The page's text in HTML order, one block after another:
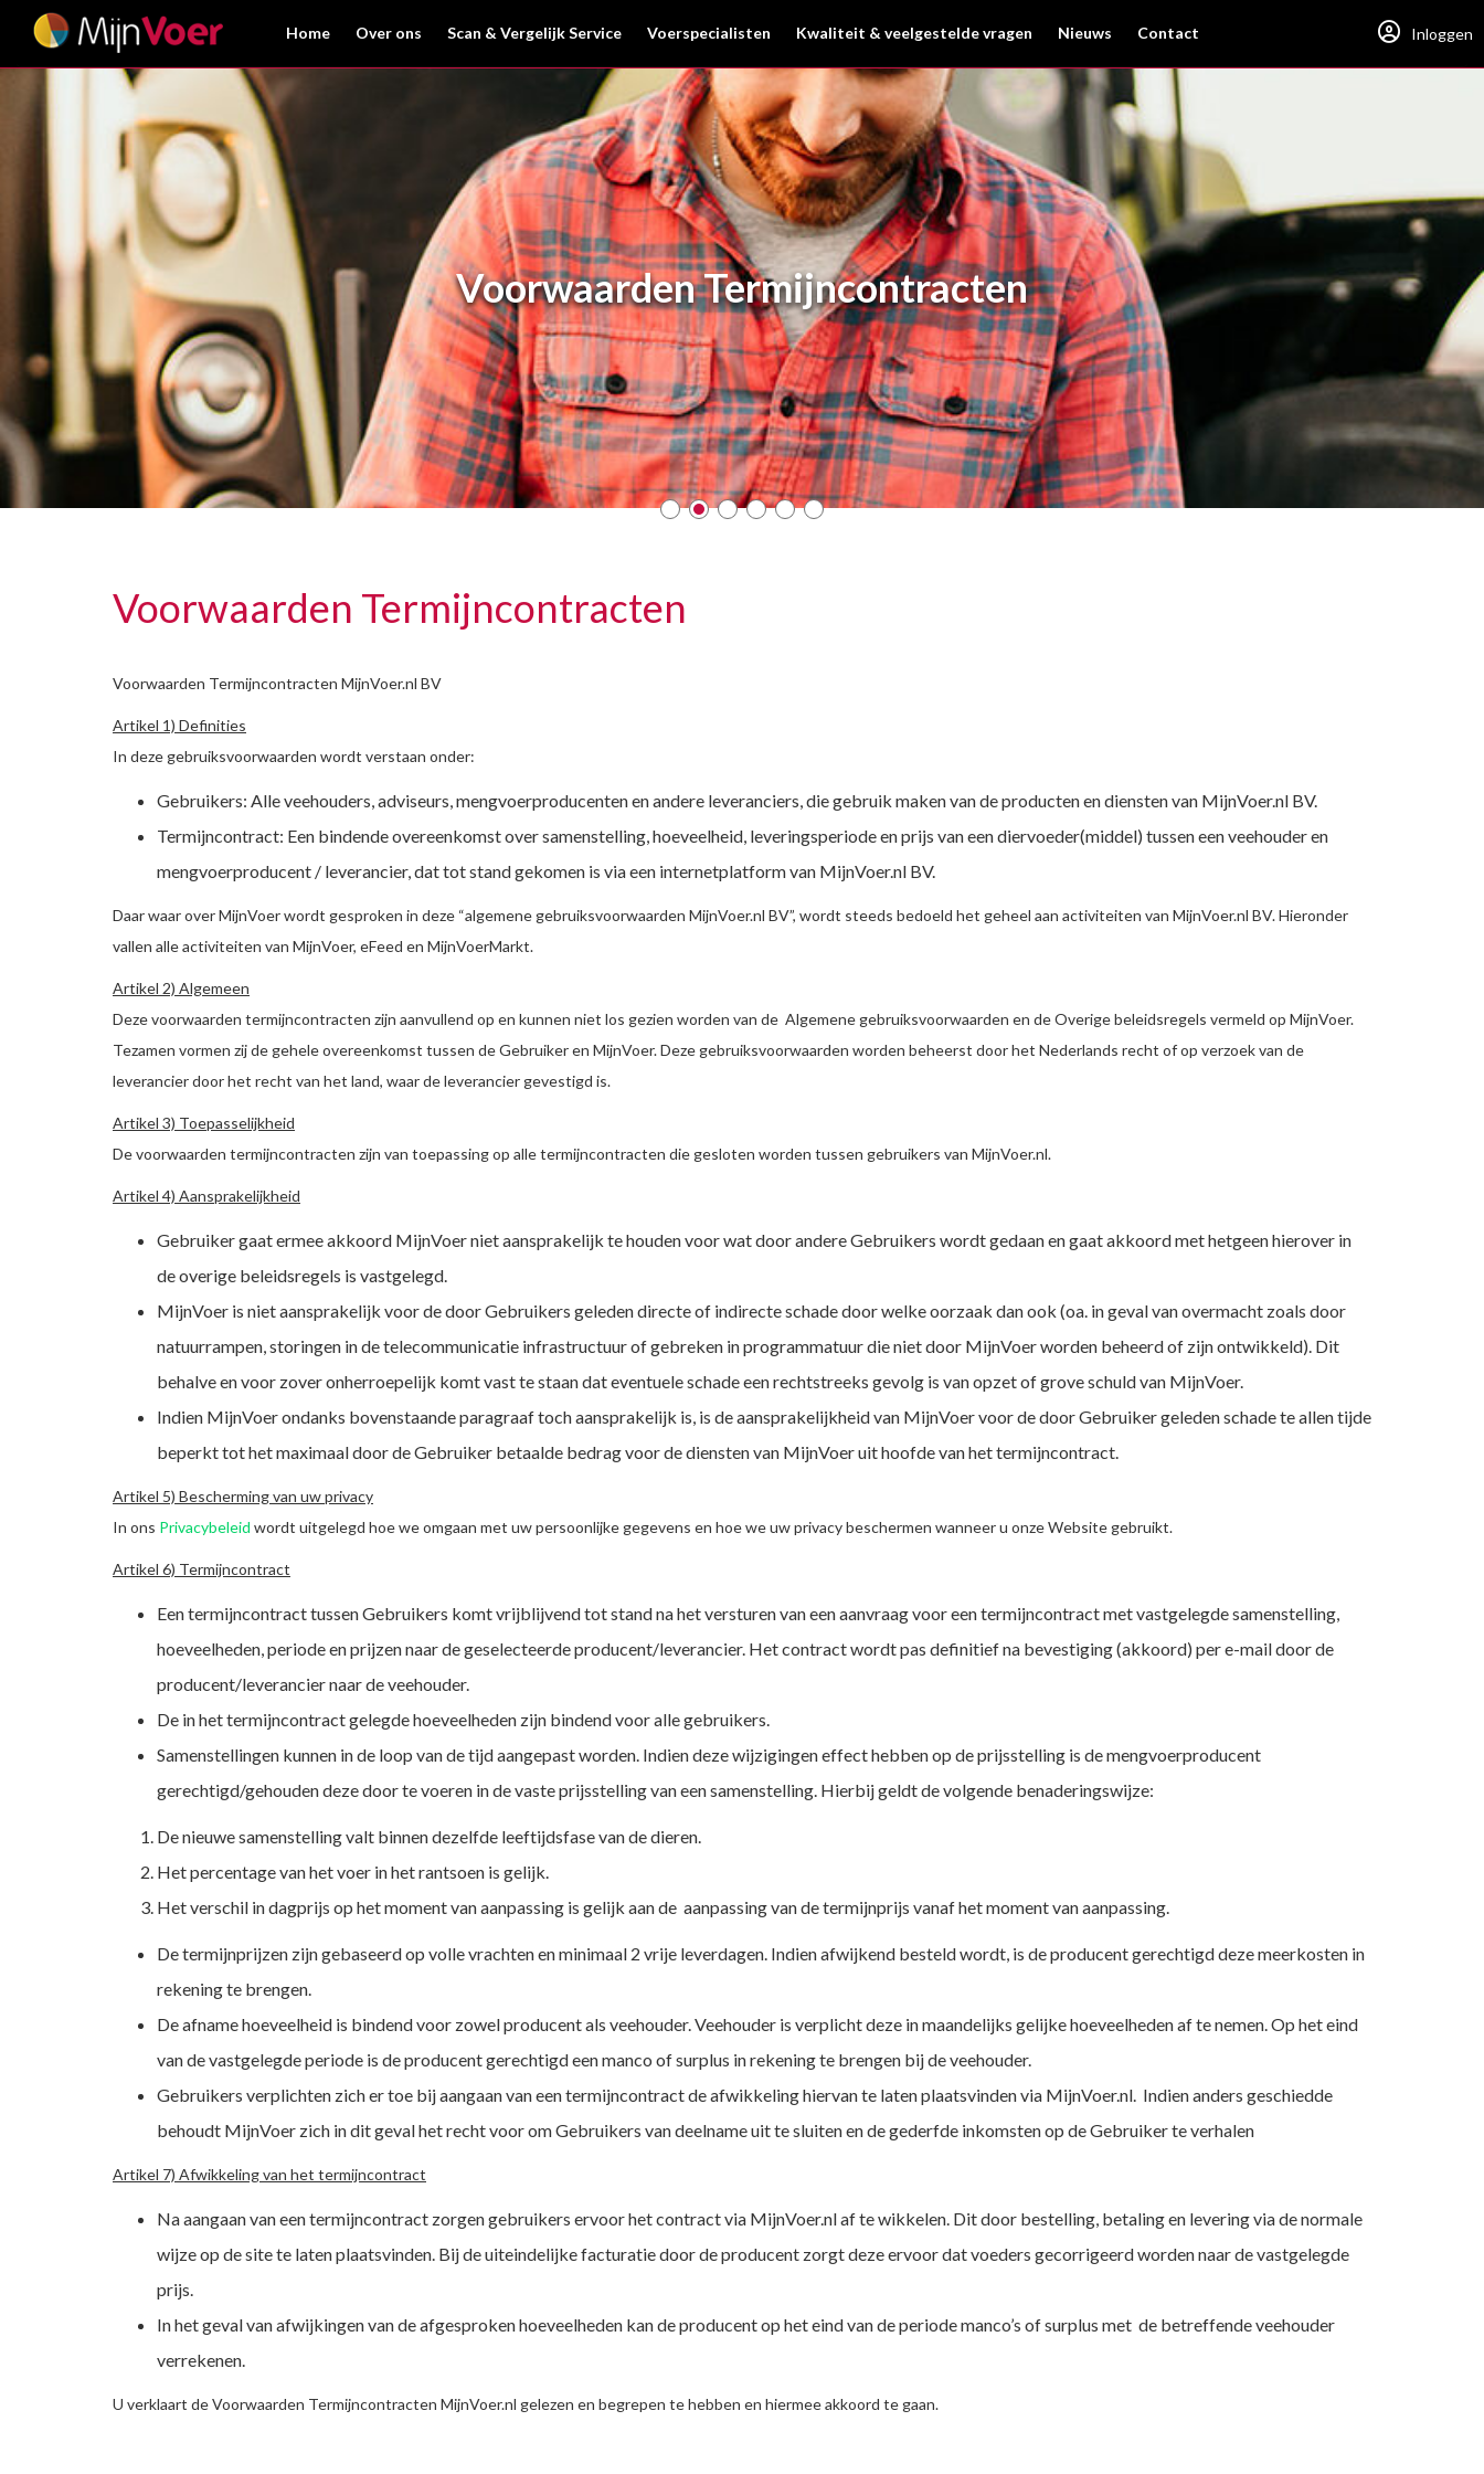
Home Over ons Scan & Vergelijk Service Voerspecialisten Kwaliteit & veelgestelde vragen Nieuws Contact Inloggen
Voorwaarden Termijncontracten
Voorwaarden Termijncontracten
Voorwaarden Termijncontracten MijnVoer.nl BV
Artikel 1) Definities
In deze gebruiksvoorwaarden wordt verstaan onder:
Gebruikers: Alle veehouders, adviseurs, mengvoerproducenten en andere leveranciers, die gebruik maken van de producten en diensten van MijnVoer.nl BV.
Termijncontract: Een bindende overeenkomst over samenstelling, hoeveelheid, leveringsperiode en prijs van een diervoeder(middel) tussen een veehouder en
mengvoerproducent / leverancier, dat tot stand gekomen is via een internetplatform van MijnVoer.nl BV.
Daar waar over MijnVoer wordt gesproken in deze “algemene gebruiksvoorwaarden MijnVoer.nl BV”, wordt steeds bedoeld het geheel aan activiteiten van MijnVoer.nl BV. Hieronder
vallen alle activiteiten van MijnVoer, eFeed en MijnVoerMarkt.
Artikel 2) Algemeen
Deze voorwaarden termijncontracten zijn aanvullend op en kunnen niet los gezien worden van de Algemene gebruiksvoorwaarden en de Overige beleidsregels vermeld op MijnVoer.
Tezamen vormen zij de gehele overeenkomst tussen de Gebruiker en MijnVoer. Deze gebruiksvoorwaarden worden beheerst door het Nederlands recht of op verzoek van de
leverancier door het recht van het land, waar de leverancier gevestigd is.
Artikel 3) Toepasselijkheid
De voorwaarden termijncontracten zijn van toepassing op alle termijncontracten die gesloten worden tussen gebruikers van MijnVoer.nl.
Artikel 4) Aansprakelijkheid
Gebruiker gaat ermee akkoord MijnVoer niet aansprakelijk te houden voor wat door andere Gebruikers wordt gedaan en gaat akkoord met hetgeen hierover in
de overige beleidsregels is vastgelegd.
MijnVoer is niet aansprakelijk voor de door Gebruikers geleden directe of indirecte schade door welke oorzaak dan ook (oa. in geval van overmacht zoals door
natuurrampen, storingen in de telecommunicatie infrastructuur of gebreken in programmatuur die niet door MijnVoer worden beheerd of zijn ontwikkeld). Dit
behalve en voor zover onherroepelijk komt vast te staan dat eventuele schade een rechtstreeks gevolg is van opzet of grove schuld van MijnVoer.
Indien MijnVoer ondanks bovenstaande paragraaf toch aansprakelijk is, is de aansprakelijkheid van MijnVoer voor de door Gebruiker geleden schade te allen tijde
beperkt tot het maximaal door de Gebruiker betaalde bedrag voor de diensten van MijnVoer uit hoofde van het termijncontract.
Artikel 5) Bescherming van uw privacy
In ons Privacybeleid wordt uitgelegd hoe we omgaan met uw persoonlijke gegevens en hoe we uw privacy beschermen wanneer u onze Website gebruikt.
Artikel 6) Termijncontract
Een termijncontract tussen Gebruikers komt vrijblijvend tot stand na het versturen van een aanvraag voor een termijncontract met vastgelegde samenstelling,
hoeveelheden, periode en prijzen naar de geselecteerde producent/leverancier. Het contract wordt pas definitief na bevestiging (akkoord) per e-mail door de
producent/leverancier naar de veehouder.
De in het termijncontract gelegde hoeveelheden zijn bindend voor alle gebruikers.
Samenstellingen kunnen in de loop van de tijd aangepast worden. Indien deze wijzigingen effect hebben op de prijsstelling is de mengvoerproducent
gerechtigd/gehouden deze door te voeren in de vaste prijsstelling van een samenstelling. Hierbij geldt de volgende benaderingswijze:
De nieuwe samenstelling valt binnen dezelfde leeftijdsfase van de dieren.
Het percentage van het voer in het rantsoen is gelijk.
Het verschil in dagprijs op het moment van aanpassing is gelijk aan de aanpassing van de termijnprijs vanaf het moment van aanpassing.
De termijnprijzen zijn gebaseerd op volle vrachten en minimaal 2 vrije leverdagen. Indien afwijkend besteld wordt, is de producent gerechtigd deze meerkosten in
rekening te brengen.
De afname hoeveelheid is bindend voor zowel producent als veehouder. Veehouder is verplicht deze in maandelijks gelijke hoeveelheden af te nemen. Op het eind
van de vastgelegde periode is de producent gerechtigd een manco of surplus in rekening te brengen bij de veehouder.
Gebruikers verplichten zich er toe bij aangaan van een termijncontract de afwikkeling hiervan te laten plaatsvinden via MijnVoer.nl. Indien anders geschiedde
behoudt MijnVoer zich in dit geval het recht voor om Gebruikers van deelname uit te sluiten en de gederfde inkomsten op de Gebruiker te verhalen
Artikel 7) Afwikkeling van het termijncontract
Na aangaan van een termijncontract zorgen gebruikers ervoor het contract via MijnVoer.nl af te wikkelen. Dit door bestelling, betaling en levering via de normale
wijze op de site te laten plaatsvinden. Bij de uiteindelijke facturatie door de producent zorgt deze ervoor dat voeders gecorrigeerd worden naar de vastgelegde
prijs.
In het geval van afwijkingen van de afgesproken hoeveelheden kan de producent op het eind van de periode manco’s of surplus met de betreffende veehouder
verrekenen.
U verklaart de Voorwaarden Termijncontracten MijnVoer.nl gelezen en begrepen te hebben en hiermee akkoord te gaan.